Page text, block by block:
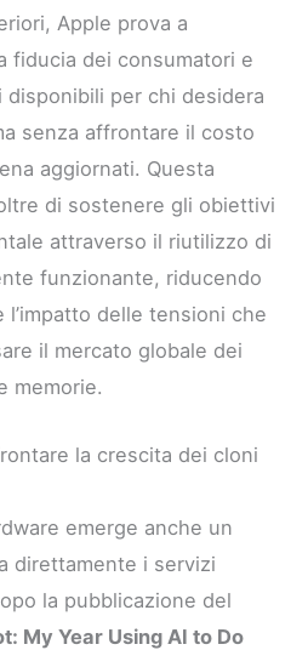
Apple prova a
fiducia dei consumatori e
disponibili per chi desidera
senza affrontare il costo
aggiornati. Questa
di sostenere gli obiettivi
attraverso il riutilizzo di
funzionante, riducendo
l’impatto delle tensioni che
il mercato globale dei
memorie.
la crescita dei cloni
emerge anche un
direttamente i servizi
la pubblicazione del
My Year Using AI to Do